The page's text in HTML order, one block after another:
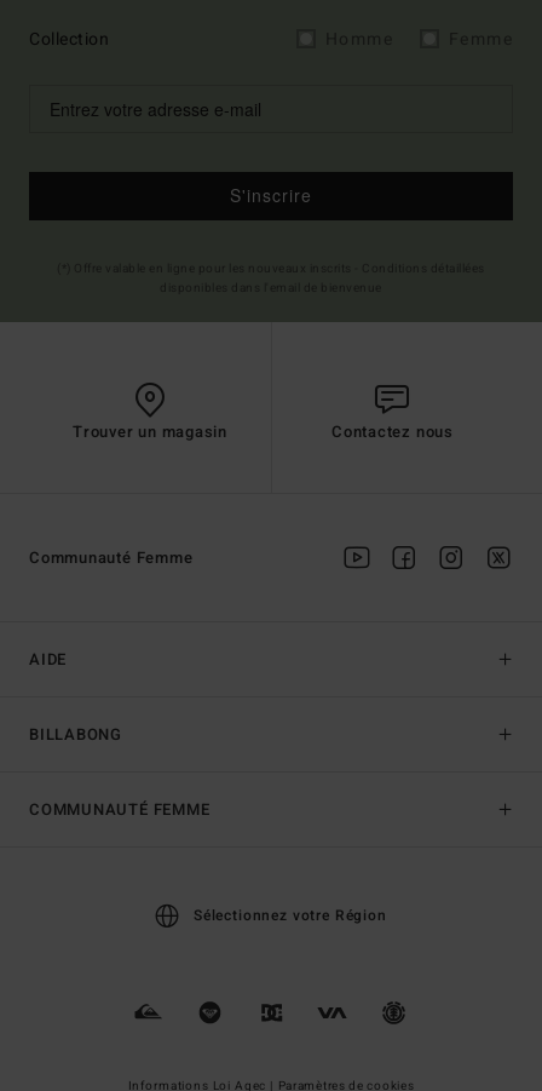
Collection
S'inscrire
Trouver un magasin Contactez nous
AIDE
BILLABONG
Communauté Femme
COMMUNAUTÉ FEMME
Sélectionnez votre Région
Informations Loi Agec | Paramètres de cookies